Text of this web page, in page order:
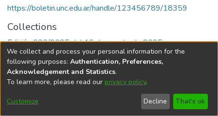
https://boletin.unc.edu.ar/handle/123456789/18359
Collections
Edición 033/2025 del 13 de agosto de 2025
Universidad Nacional de Córdoba
We collect and process your personal information for the
following purposes: Authentication, Preferences,
Acknowledgement and Statistics.
To learn more, please read our privacy policy.
Customize Decline That's ok